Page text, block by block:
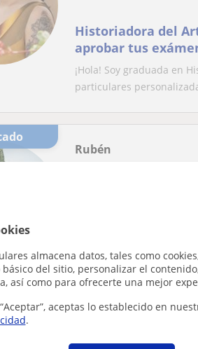
almacena datos, tales como
del sitio, personalizar el
así como para ofrecerte una mejor
aceptas lo establecido en
.
Historiadora del
aprobar tus
¡Hola! Soy graduada en
particulares
Rubén
HISTORIA DEL
EVAU, PRUEBAS
SECUNDARIA
Graduado en Historia
itinerario Geografía e